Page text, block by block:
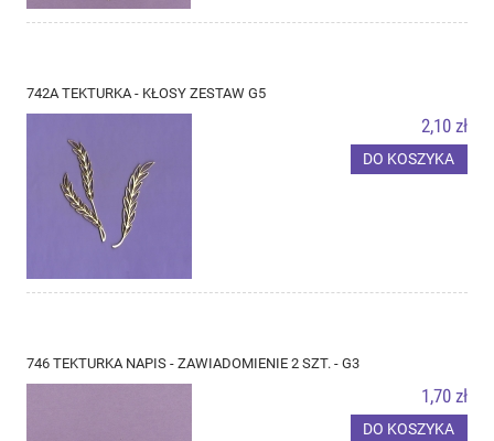
742A TEKTURKA - KŁOSY ZESTAW G5
2,10 zł
DO KOSZYKA
746 TEKTURKA NAPIS - ZAWIADOMIENIE 2 SZT. - G3
1,70 zł
DO KOSZYKA